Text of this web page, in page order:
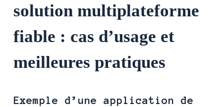
solution multiplateforme
fiable : cas d’usage et
meilleures pratiques
Exemple d’une application de